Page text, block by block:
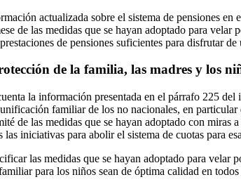
actualizada sobre el sistema de pensiones en
de las medidas que se hayan adoptado para velar
de pensiones suficientes para disfrutar
de la familia, las madres y los
la información presentada en el párrafo 225
familiar de los no nacionales, en particular
de las medidas que se hayan adoptado con miras
iniciativas para abolir el sistema de cuotas para
las medidas que se hayan adoptado para
para los niños sean de óptima calidad en